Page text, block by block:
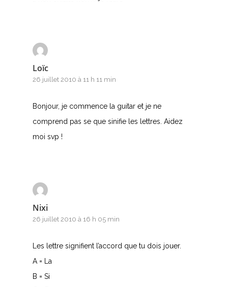
Loïc
26 juillet 2010 à 11 h 11 min
Bonjour, je commence la guitar et je ne
comprend pas se que sinifie les lettres. Aidez
moi svp !
Nixi
26 juillet 2010 à 16 h 05 min
Les lettre signifient l’accord que tu dois jouer.
A = La
B = Si